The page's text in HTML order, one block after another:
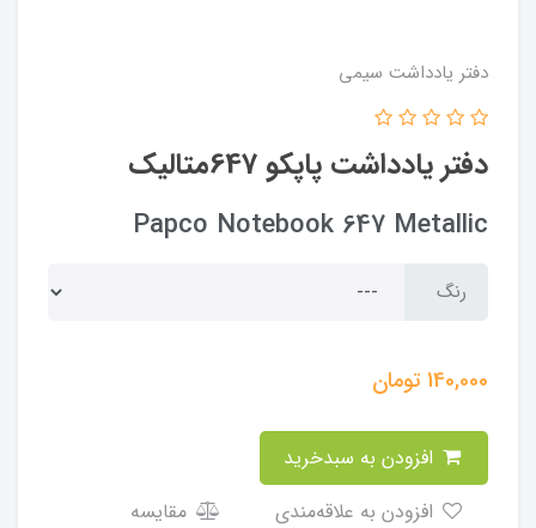
دفتر یادداشت سیمی
دفتر یادداشت پاپکو 647متالیک
Papco Notebook 647 Metallic
رنگ
140,000تومان
مقایسه